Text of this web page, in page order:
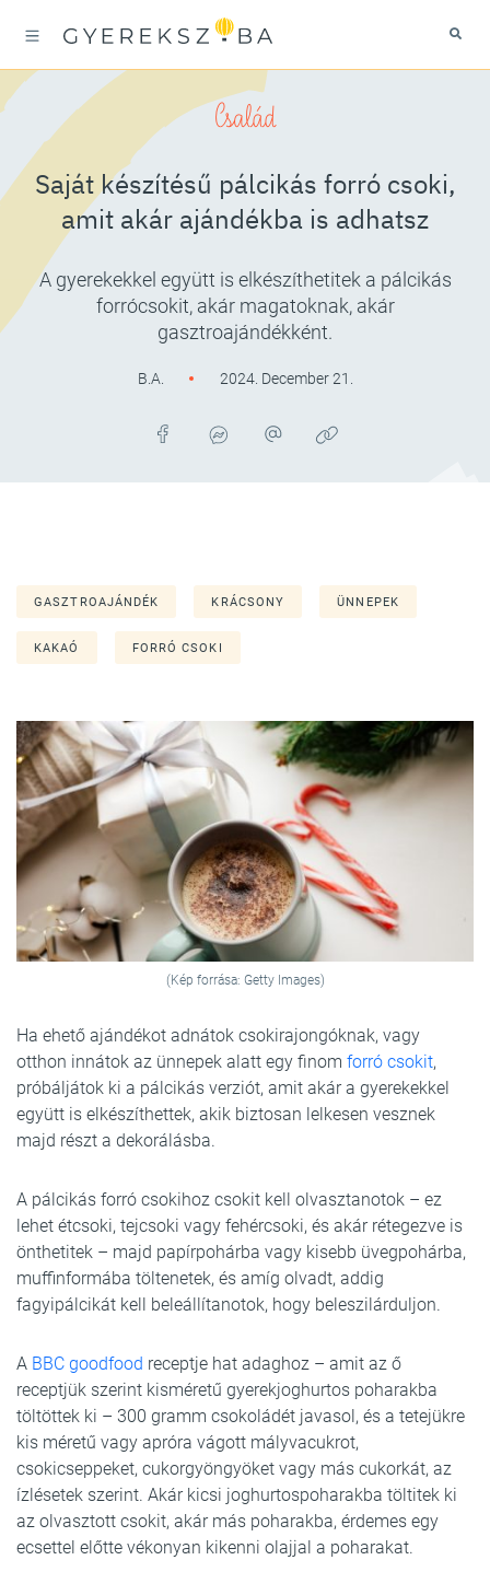
Család
Saját készítésű pálcikás forró csoki,
amit akár ajándékba is adhatsz
A gyerekekkel együtt is elkészíthetitek a pálcikás
forrócsokit, akár magatoknak, akár
gasztroajándékként.
B.A. 2024. December 21.
GASZTROAJÁNDÉK KRÁCSONY ÜNNEPEK
KAKAÓ FORRÓ CSOKI
(Kép forrása: Getty Images)
Ha ehető ajándékot adnátok csokirajongóknak, vagy
otthon innátok az ünnepek alatt egy finom forró csokit,
próbáljátok ki a pálcikás verziót, amit akár a gyerekekkel
együtt is elkészíthettek, akik biztosan lelkesen vesznek
majd részt a dekorálásba.
A pálcikás forró csokihoz csokit kell olvasztanotok – ez
lehet étcsoki, tejcsoki vagy fehércsoki, és akár rétegezve is
önthetitek – majd papírpohárba vagy kisebb üvegpohárba,
muffinformába töltenetek, és amíg olvadt, addig
fagyipálcikát kell beleállítanotok, hogy beleszilárduljon.
A BBC goodfood receptje hat adaghoz – amit az ő
receptjük szerint kisméretű gyerekjoghurtos poharakba
töltöttek ki – 300 gramm csokoládét javasol, és a tetejükre
kis méretű vagy apróra vágott mályvacukrot,
csokicseppeket, cukorgyöngyöket vagy más cukorkát, az
ízlésetek szerint. Akár kicsi joghurtospoharakba töltitek ki
az olvasztott csokit, akár más poharakba, érdemes egy
ecsettel előtte vékonyan kikenni olajjal a poharakat.